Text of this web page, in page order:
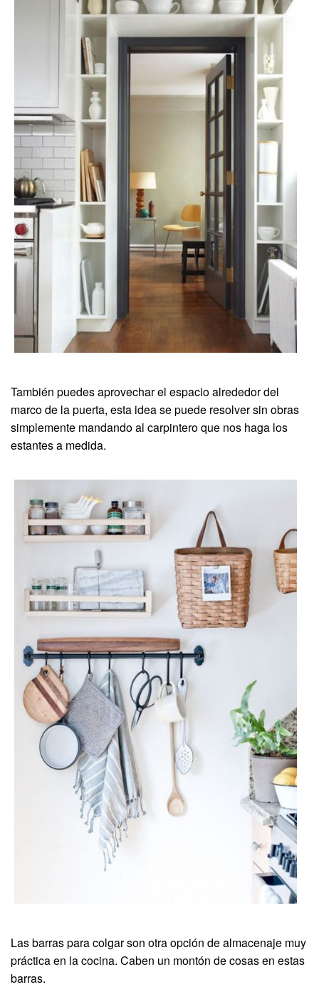
También puedes aprovechar el espacio alrededor del
marco de la puerta, esta idea se puede resolver sin obras
simplemente mandando al carpintero que nos haga los
estantes a medida.
Las barras para colgar son otra opción de almacenaje muy
práctica en la cocina. Caben un montón de cosas en estas
barras.